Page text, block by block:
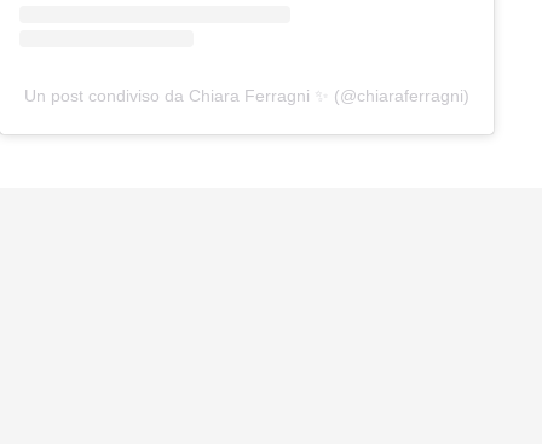
Un post condiviso da Chiara Ferragni ✨ (@chiaraferragni)